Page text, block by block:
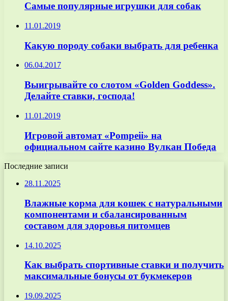
Самые популярные игрушки для собак
11.01.2019
Какую породу собаки выбрать для ребенка
06.04.2017
Выигрывайте со слотом «Golden Goddess».
Делайте ставки, господа!
11.01.2019
Игровой автомат «Pompeii» на
официальном сайте казино Вулкан Победа
Последние записи
28.11.2025
Влажные корма для кошек с натуральными
компонентами и сбалансированным
составом для здоровья питомцев
14.10.2025
Как выбрать спортивные ставки и получить
максимальные бонусы от букмекеров
19.09.2025